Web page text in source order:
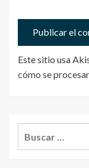
Este sitio usa
cómo se